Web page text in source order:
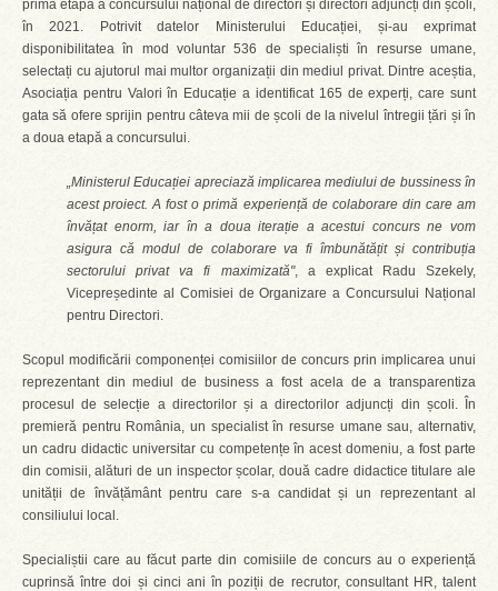
prima etapă a concursului național de directori și directori adjuncți din școli,
în 2021. Potrivit datelor Ministerului Educației, și-au exprimat
disponibilitatea în mod voluntar 536 de specialiști în resurse umane,
selectați cu ajutorul mai multor organizații din mediul privat. Dintre aceștia,
Asociația pentru Valori în Educație a identificat 165 de experți, care sunt
gata să ofere sprijin pentru câteva mii de școli de la nivelul întregii țări și în
a doua etapă a concursului.
„Ministerul Educației apreciază implicarea mediului de bussiness în
acest proiect. A fost o primă experiență de colaborare din care am
învățat enorm, iar în a doua iterație a acestui concurs ne vom
asigura că modul de colaborare va fi îmbunătățit și contribuția
sectorului privat va fi maximizată", a explicat Radu Szekely,
Vicepreședinte al Comisiei de Organizare a Concursului Național
pentru Directori.
Scopul modificării componenței comisiilor de concurs prin implicarea unui
reprezentant din mediul de business a fost acela de a transparentiza
procesul de selecție a directorilor și a directorilor adjuncți din școli. În
premieră pentru România, un specialist în resurse umane sau, alternativ,
un cadru didactic universitar cu competențe în acest domeniu, a fost parte
din comisii, alături de un inspector școlar, două cadre didactice titulare ale
unității de învățământ pentru care s-a candidat și un reprezentant al
consiliului local.
Specialiștii care au făcut parte din comisiile de concurs au o experiență
cuprinsă între doi și cinci ani în poziții de recrutor, consultant HR, talent